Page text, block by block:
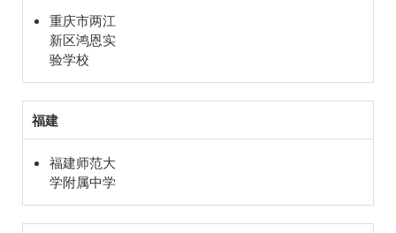
重庆市两江
新区鸿恩实
验学校
福建
福建师范大
学附属中学